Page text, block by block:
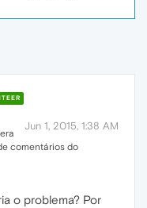
Jun 1, 2015, 1:38 AM
comentários do
o problema? Por